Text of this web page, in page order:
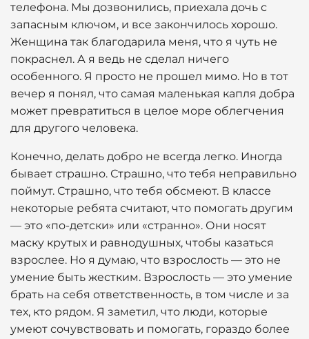
телефона. Мы дозвонились, приехала дочь с
запасным ключом, и все закончилось хорошо.
Женщина так благодарила меня, что я чуть не
покраснел. А я ведь не сделал ничего
особенного. Я просто не прошел мимо. Но в тот
вечер я понял, что самая маленькая капля добра
может превратиться в целое море облегчения
для другого человека.
Конечно, делать добро не всегда легко. Иногда
бывает страшно. Страшно, что тебя неправильно
поймут. Страшно, что тебя обсмеют. В классе
некоторые ребята считают, что помогать другим
— это «по-детски» или «странно». Они носят
маску крутых и равнодушных, чтобы казаться
взрослее. Но я думаю, что взрослость — это не
умение быть жестким. Взрослость — это умение
брать на себя ответственность, в том числе и за
тех, кто рядом. Я заметил, что люди, которые
умеют сочувствовать и помогать, гораздо более